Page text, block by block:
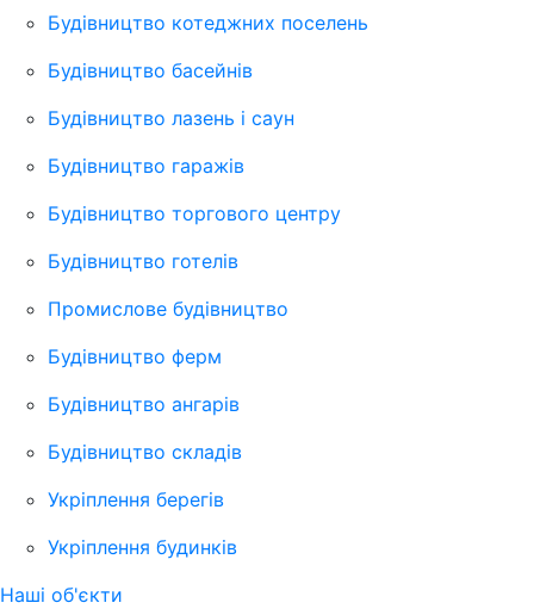
Будівництво котеджних поселень
Будівництво басейнів
Будівництво лазень і саун
Будівництво гаражів
Будівництво торгового центру
Будівництво готелів
Промислове будівництво
Будівництво ферм
Будівництво ангарів
Будівництво складів
Укріплення берегів
Укріплення будинків
Наші об'єкти